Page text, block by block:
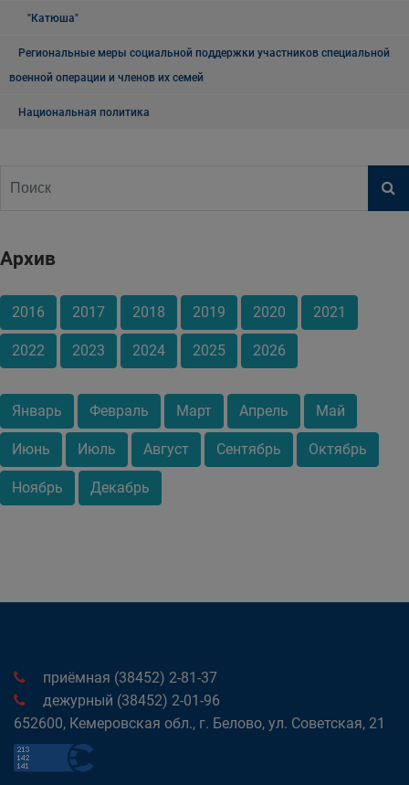
"Катюша"
Региональные меры социальной поддержки участников специальной
военной операции и членов их семей
Национальная политика
Архив
2016 2017 2018 2019 2020 2021
2022 2023 2024 2025 2026
Январь Февраль Март Апрель Май
Июнь Июль Август Сентябрь Октябрь
Ноябрь Декабрь
приёмная (38452) 2-81-37
дежурный (38452) 2-01-96
652600, Кемеровская обл., г. Белово, ул. Советская, 21